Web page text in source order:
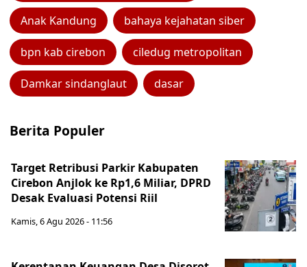
Anak Kandung bahaya kejahatan siber
bpn kab cirebon ciledug metropolitan
Damkar sindanglaut dasar
Berita Populer
Target Retribusi Parkir Kabupaten
Cirebon Anjlok ke Rp1,6 Miliar, DPRD
Desak Evaluasi Potensi Riil
Kamis, 6 Agu 2026 - 11:56